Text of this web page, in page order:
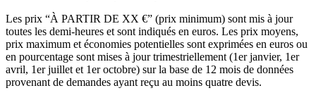
Les prix “À PARTIR DE XX €” (prix minimum) sont mis à jour
toutes les demi-heures et sont indiqués en euros. Les prix moyens,
prix maximum et économies potentielles sont exprimées en euros ou
en pourcentage sont mises à jour trimestriellement (1er janvier, 1er
avril, 1er juillet et 1er octobre) sur la base de 12 mois de données
provenant de demandes ayant reçu au moins quatre devis.